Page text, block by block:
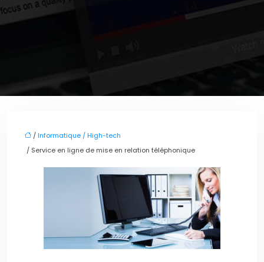
/Informatique / High-tech
/ Service en ligne de mise en relation téléphonique